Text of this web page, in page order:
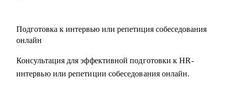
Подготовка к интервью или репетиция собеседования
онлайн
Консультация для эффективной подготовки к HR-
интервью или репетиции собеседования онлайн.